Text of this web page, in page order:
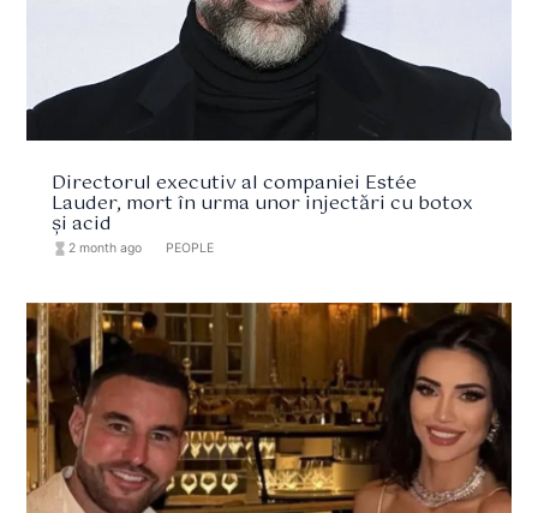
Directorul executiv al companiei Estée
Lauder, mort în urma unor injectări cu botox
și acid
hourglass_full 2 month ago PEOPLE